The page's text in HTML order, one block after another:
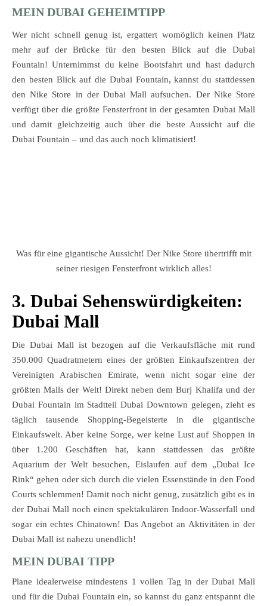
MEIN DUBAI GEHEIMTIPP
Wer nicht schnell genug ist, ergattert womöglich keinen Platz
mehr auf der Brücke für den besten Blick auf die Dubai
Fountain! Unternimmst du keine Bootsfahrt und hast dadurch
den besten Blick auf die Dubai Fountain, kannst du stattdessen
den Nike Store in der Dubai Mall aufsuchen. Der Nike Store
verfügt über die größte Fensterfront in der gesamten Dubai Mall
und damit gleichzeitig auch über die beste Aussicht auf die
Dubai Fountain – und das auch noch klimatisiert!
Was für eine gigantische Aussicht! Der Nike Store übertrifft mit
seiner riesigen Fensterfront wirklich alles!
3. Dubai Sehenswürdigkeiten:
Dubai Mall
Die Dubai Mall ist bezogen auf die Verkaufsfläche mit rund
350.000 Quadratmetern eines der größten Einkaufszentren der
Vereinigten Arabischen Emirate, wenn nicht sogar eine der
größten Malls der Welt! Direkt neben dem Burj Khalifa und der
Dubai Fountain im Stadtteil Dubai Downtown gelegen, zieht es
täglich tausende Shopping-Begeisterte in die gigantische
Einkaufswelt. Aber keine Sorge, wer keine Lust auf Shoppen in
über 1.200 Geschäften hat, kann stattdessen das größte
Aquarium der Welt besuchen, Eislaufen auf dem „Dubai Ice
Rink“ gehen oder sich durch die vielen Essenstände in den Food
Courts schlemmen! Damit noch nicht genug, zusätzlich gibt es in
der Dubai Mall noch einen spektakulären Indoor-Wasserfall und
sogar ein echtes Chinatown! Das Angebot an Aktivitäten in der
Dubai Mall ist nahezu unendlich!
MEIN DUBAI TIPP
Plane idealerweise mindestens 1 vollen Tag in der Dubai Mall
und für die Dubai Fountain ein, so kannst du ganz entspannt die